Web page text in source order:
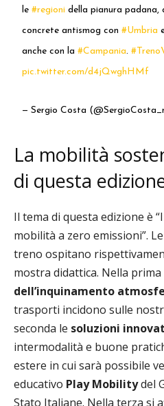
le#regioni della pianura padana,
concrete antismog con#Umbria
anche con la#Campania.
pic.twitter.com/d4jQwghHMf
— Sergio Costa
La mobilità
di questa
Il tema di questa edizione è
mobilità a zero emissioni”.
treno ospitano
mostra didattica. Nella
dell’inquinamento
trasporti incidono sulle
seconda le soluzioni
intermodalità e buone
estere in cui sarà possibile
educativo Play Mobilitydel
Stato Italiane. Nella terza si